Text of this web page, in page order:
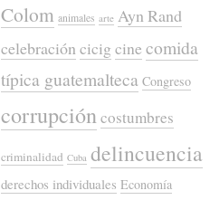
Colom animales arte Ayn Rand
celebración cicig cine comida
típica guatemalteca Congreso
corrupcióncostumbres
criminalidad Cuba delincuencia
derechos individuales Economía